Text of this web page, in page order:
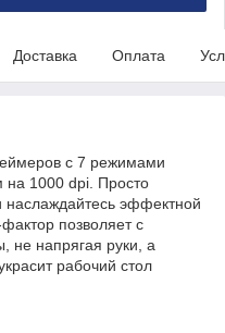
Доставка Оплата
с 7 режимами
на 1000 dpi. Просто
эффектной
позволяет с
не напрягая руки, а
рабочий стол